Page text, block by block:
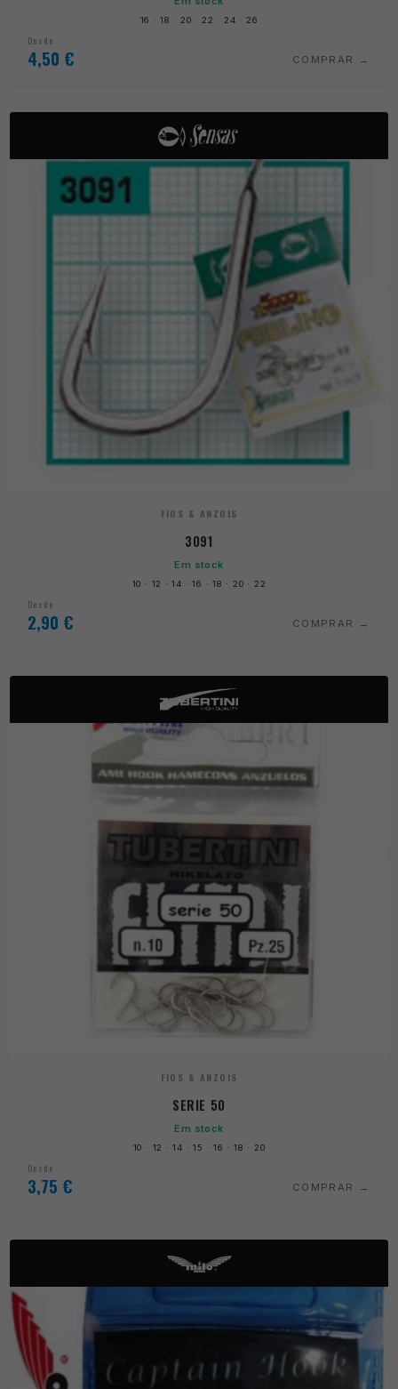
16 · 18 · 20 · 22 · 24 · 26
Desde
4,50 € COMPRAR
FIOS & ANZOIS
3091
Em stock
10 · 12 · 14 · 16 · 18 · 20 · 22
Desde
2,90 € COMPRAR
FIOS & ANZOIS
SERIE 50
Em stock
10 · 12 · 14 · 15 · 16 · 18 · 20
Desde
3,75 € COMPRAR